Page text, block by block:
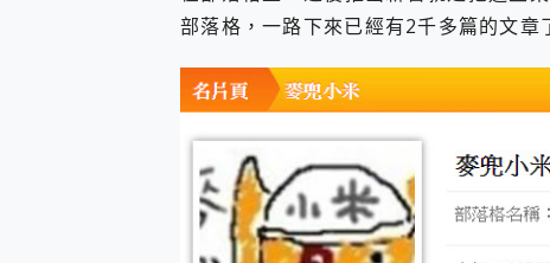
部落格，一路下來已經有2千多篇的文章